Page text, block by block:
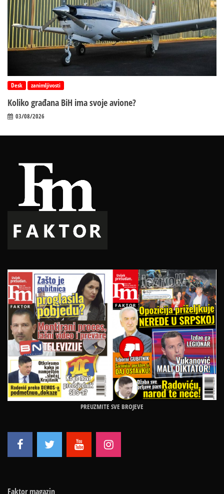
Desk zanimljivosti
Koliko građana BiH ima svoje avione?
03/08/2026
PREUZMITE SVE BROJEVE
Faktor magazin